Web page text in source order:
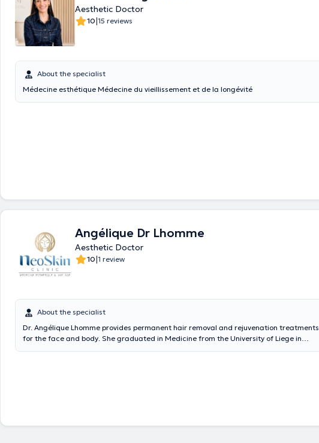
Aesthetic Doctor
10|15 reviews
About the specialist
Médecine esthétique Médecine du vieillissement et de la longévité
Angélique Dr Lhomme
Aesthetic Doctor
10|1 review
About the specialist
Dr. Angélique Lhomme provides permanent hair removal and rejuvenation treatments
for the face and body. She graduated in Medicine from the University of Liege in